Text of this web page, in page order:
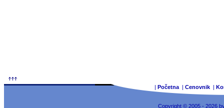
| Početna | Cenovnik |
Copyright © 2005 - 2026